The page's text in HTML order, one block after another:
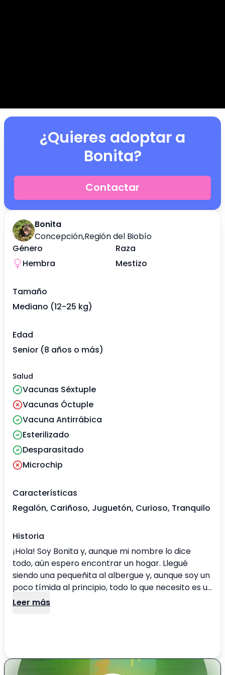
Bonita
Concepción,Región del Biobío
Género
Hembra
Raza
Mestizo
Tamaño
Mediano (12-25 kg)
Edad
Senior (8 años o más)
Salud
Vacunas Séxtuple
Vacunas Óctuple
Vacuna Antirrábica
Esterilizado
Desparasitado
Microchip
Características
Regalón, Cariñoso, Juguetón, Curioso, Tranquilo
Historia
¡Hola! Soy Bonita y, aunque mi nombre lo dice
todo, aún espero encontrar un hogar. Llegué
siendo una pequeñita al albergue y, aunque soy un
poco tímida al principio, todo lo que necesito es un
poco de paciencia y cariño. A lo largo de mis 10
brindas amor y palabras amables, seré tu mejor
amiga sin dudarlo. A pesar de mi timidez inicial,
Leer más
¿Quieres adoptar a
Bonita?
Contactar